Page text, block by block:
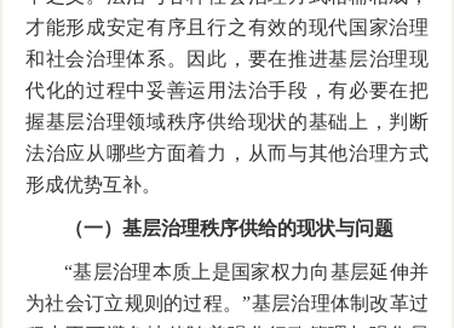
才能形成安定有序且行之有效的现代国家治理
和社会治理体系。因此，要在推进基层治理现
代化的过程中妥善运用法治手段，有必要在把
握基层治理领域秩序供给现状的基础上，判断
法治应从哪些方面着力，从而与其他治理方式
形成优势互补。
（一）基层治理秩序供给的现状与问题
“基层治理本质上是国家权力向基层延伸并
为社会订立规则的过程。”基层治理体制改革过